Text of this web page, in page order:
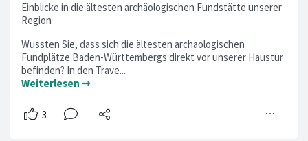
Einblicke in die ältesten archäologischen Fundstätte unserer
Region
Wussten Sie, dass sich die ältesten archäologischen
Fundplätze Baden-Württembergs direkt vor unserer Haustür
befinden? In den Trave...
Weiterlesen ➞